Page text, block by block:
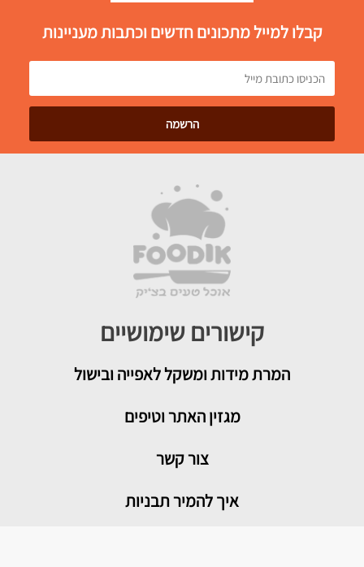
קבלו למייל מתכונים חדשים וכתבות מעניינות
קישורים שימושיים
המרת מידות ומשקל לאפייה ובישול
מגזין האתר וטיפים
צור קשר
איך להמיר תבניות